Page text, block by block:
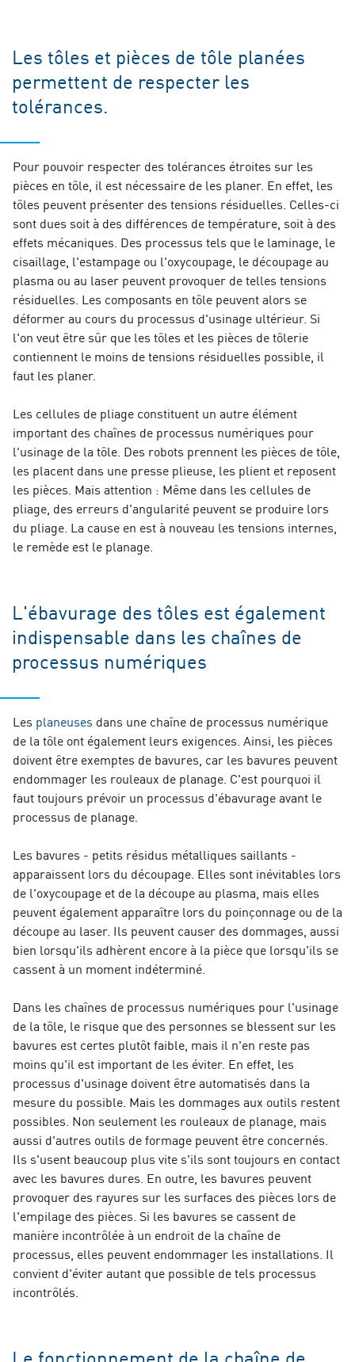
Les tôles et pièces de tôle planées
permettent de respecter les
tolérances.
Pour pouvoir respecter des tolérances étroites sur les
pièces en tôle, il est nécessaire de les planer. En effet, les
tôles peuvent présenter des tensions résiduelles. Celles-ci
sont dues soit à des différences de température, soit à des
effets mécaniques. Des processus tels que le laminage, le
cisaillage, l'estampage ou l'oxycoupage, le découpage au
plasma ou au laser peuvent provoquer de telles tensions
résiduelles. Les composants en tôle peuvent alors se
déformer au cours du processus d'usinage ultérieur. Si
l'on veut être sûr que les tôles et les pièces de tôlerie
contiennent le moins de tensions résiduelles possible, il
faut les planer.
Les cellules de pliage constituent un autre élément
important des chaînes de processus numériques pour
l'usinage de la tôle. Des robots prennent les pièces de tôle,
les placent dans une presse plieuse, les plient et reposent
les pièces. Mais attention : Même dans les cellules de
pliage, des erreurs d'angularité peuvent se produire lors
du pliage. La cause en est à nouveau les tensions internes,
le remède est le planage.
L'ébavurage des tôles est également
indispensable dans les chaînes de
processus numériques
Les planeuses dans une chaîne de processus numérique
de la tôle ont également leurs exigences. Ainsi, les pièces
doivent être exemptes de bavures, car les bavures peuvent
endommager les rouleaux de planage. C'est pourquoi il
faut toujours prévoir un processus d'ébavurage avant le
processus de planage.
Les bavures - petits résidus métalliques saillants -
apparaissent lors du découpage. Elles sont inévitables lors
de l'oxycoupage et de la découpe au plasma, mais elles
peuvent également apparaître lors du poinçonnage ou de la
découpe au laser. Ils peuvent causer des dommages, aussi
bien lorsqu'ils adhèrent encore à la pièce que lorsqu'ils se
cassent à un moment indéterminé.
Dans les chaînes de processus numériques pour l'usinage
de la tôle, le risque que des personnes se blessent sur les
bavures est certes plutôt faible, mais il n'en reste pas
moins qu'il est important de les éviter. En effet, les
processus d'usinage doivent être automatisés dans la
mesure du possible. Mais les dommages aux outils restent
possibles. Non seulement les rouleaux de planage, mais
aussi d'autres outils de formage peuvent être concernés.
Ils s'usent beaucoup plus vite s'ils sont toujours en contact
avec les bavures dures. En outre, les bavures peuvent
provoquer des rayures sur les surfaces des pièces lors de
l'empilage des pièces. Si les bavures se cassent de
manière incontrôlée à un endroit de la chaîne de
processus, elles peuvent endommager les installations. Il
convient d'éviter autant que possible de tels processus
incontrôlés.